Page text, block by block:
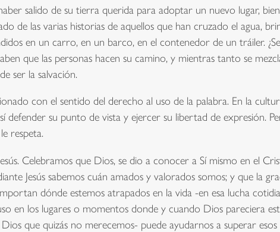
salido de su tierra querida para adoptar un nuevo lugar, bien
de las varias historias de aquellos que han cruzado el agua,
en un carro, en un barco, en el contenedor de un tráiler.
que las personas hacen su camino, y mientras tanto se
ser la salvación.
con el sentido del derecho al uso de la palabra. En la
defender su punto de vista y ejercer su libertad de expresión.
respeta.
Celebramos que Dios, se dio a conocer a Sí mismo en el
Jesús sabemos cuán amados y valorados somos; y que la
dónde estemos atrapados en la vida -en esa lucha
en los lugares o momentos donde y cuando Dios pareciera
que quizás no merecemos- puede ayudarnos a superar esos